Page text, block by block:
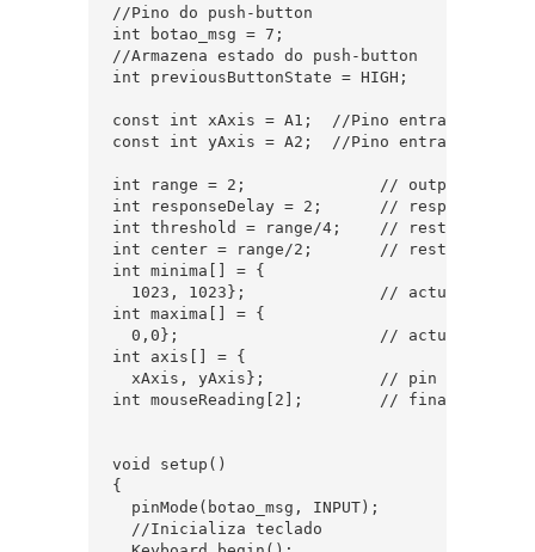
//Pino do push-button
int botao_msg = 7;
//Armazena estado do push-button
int previousButtonState = HIGH;
const int xAxis = A1;  //Pino entrada eixo X
const int yAxis = A2;  //Pino entrada eixo Y
int range = 2;              // output range of
int responseDelay = 2;      // response
int threshold = range/4;    // resting
int center = range/2;       // resting
int minima[] = {
1023, 1023};              // actual
int maxima[] = {
0,0};                     // actual
int axis[] = {
xAxis, yAxis};            // pin numbers
int mouseReading[2];        // final mouse
void setup()
{
  pinMode(botao_msg, INPUT);
  //Inicializa teclado